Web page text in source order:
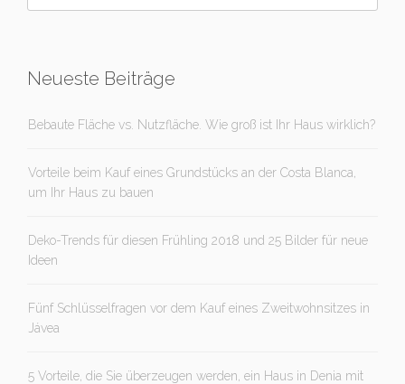
Neueste Beiträge
Bebaute Fläche vs. Nutzfläche. Wie groß ist Ihr Haus wirklich?
Vorteile beim Kauf eines Grundstücks an der Costa Blanca,
um Ihr Haus zu bauen
Deko-Trends für diesen Frühling 2018 und 25 Bilder für neue
Ideen
Fünf Schlüsselfragen vor dem Kauf eines Zweitwohnsitzes in
Jávea
5 Vorteile, die Sie überzeugen werden, ein Haus in Denia mit